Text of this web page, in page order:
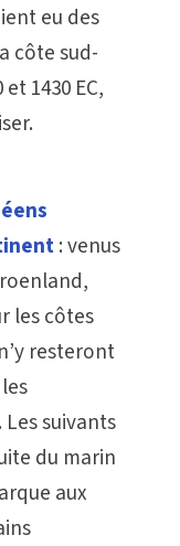
eu des
côte sud-
1430 EC,
: venus
les côtes
resteront
Les suivants
du marin
aux